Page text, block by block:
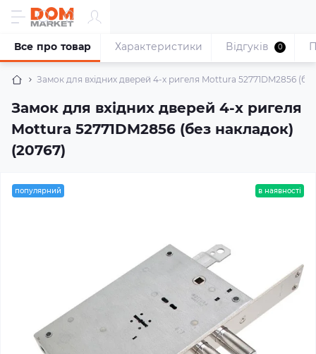
Замок для вхідних дверей 4-х ригеля Mottura 52771DM2856
Замок для вхідних дверей 4-х ригеля
Mottura 52771DM2856 (без накладок)
(20767)
Все про товар Характеристики Відгуків 0
популярний в наявності